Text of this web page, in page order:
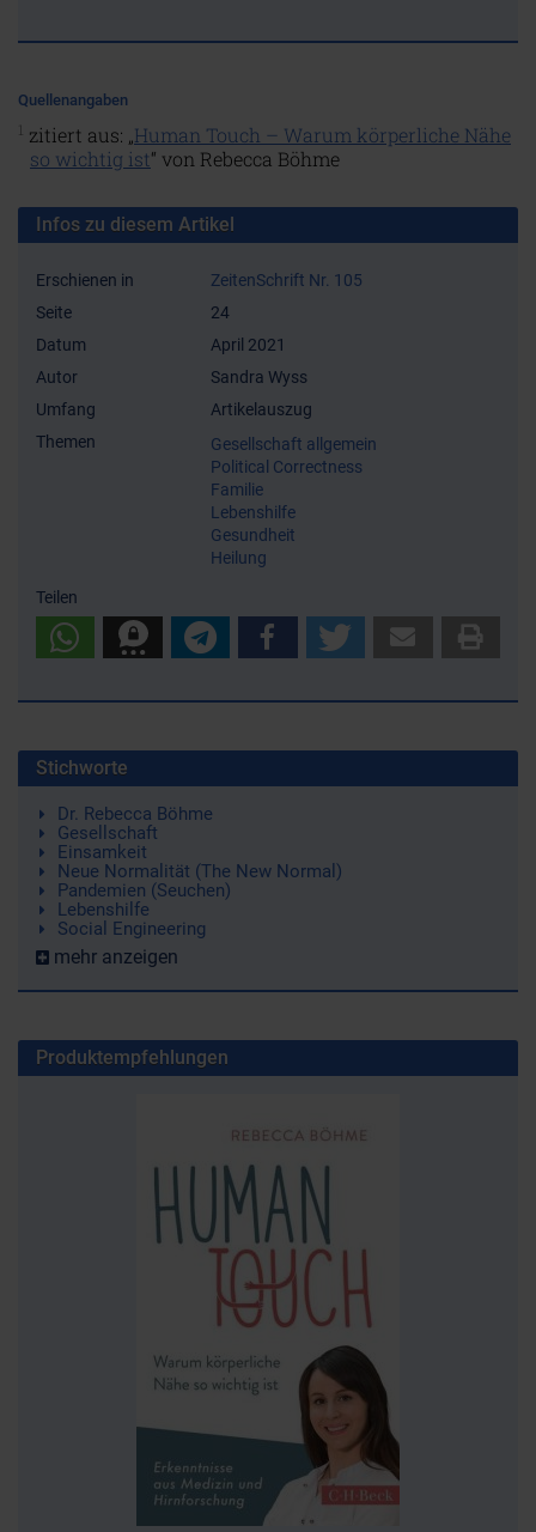
Quellenangaben
1 zitiert aus: „Human Touch – Warum körperliche Nähe
so wichtig ist“ von Rebecca Böhme
Infos zu diesem Artikel
Erschienen in
ZeitenSchrift Nr. 105
Seite
24
Datum
April 2021
Autor
Sandra Wyss
Umfang
Artikelauszug
Themen
Gesellschaft allgemein
Political Correctness
Familie
Lebenshilfe
Gesundheit
Heilung
Teilen
Stichworte
Dr. Rebecca Böhme
Gesellschaft
Einsamkeit
Neue Normalität (The New Normal)
Pandemien (Seuchen)
Lebenshilfe
Social Engineering
mehr anzeigen
Produktempfehlungen